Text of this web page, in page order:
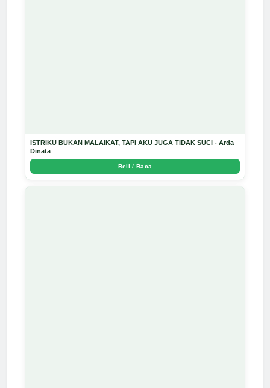
ISTRIKU BUKAN MALAIKAT, TAPI AKU JUGA TIDAK SUCI - Arda
Dinata
Beli / Baca